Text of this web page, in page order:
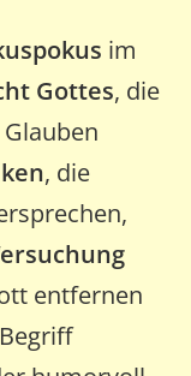
im
Gottes, die
, die
entfernen